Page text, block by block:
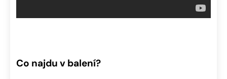
Co najdu v balení?